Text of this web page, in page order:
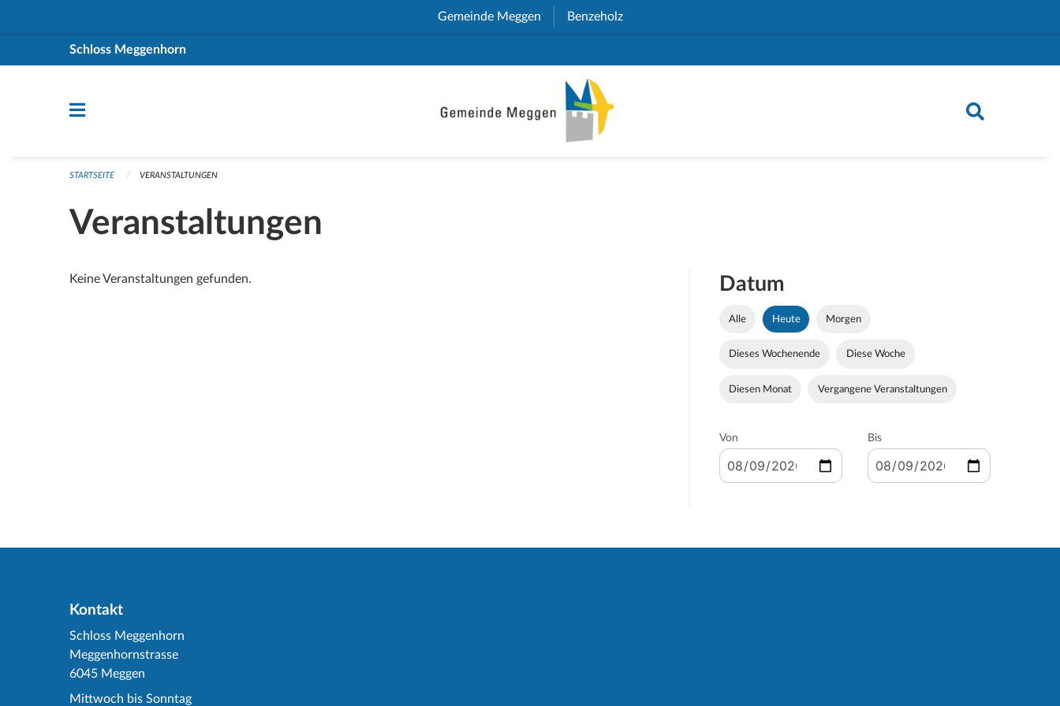
Gemeinde Meggen (External Link)
Benzeholz(External Link)
Schloss Meggenhorn
STARTSEITE VERANSTALTUNGEN
Veranstaltungen
Keine Veranstaltungen gefunden. Datum
Alle Heute Morgen
Dieses Wochenende Diese Woche
Diesen Monat Vergangene Veranstaltungen
Von Bis
Kontakt
Schloss Meggenhorn
Meggenhornstrasse
6045 Meggen
Mittwoch bis Sonntag